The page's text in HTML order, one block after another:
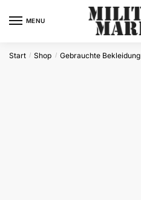
MENU
Start / Shop / Gebrauchte Bekleidung